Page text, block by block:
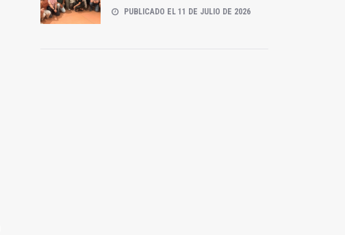
PUBLICADO EL 11 DE JULIO DE 2026